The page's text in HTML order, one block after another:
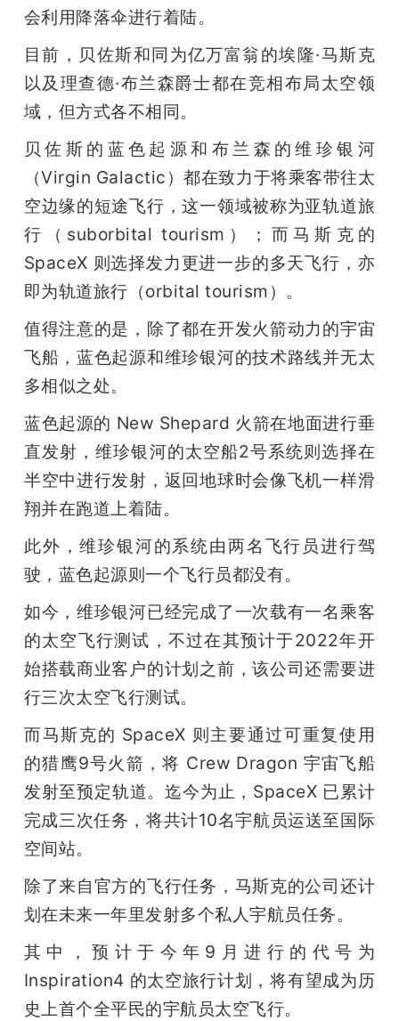
会利用降落伞进行着陆。
目前，贝佐斯和同为亿万富翁的埃隆·马斯克
以及理查德·布兰森爵士都在竞相布局太空领
域，但方式各不相同。
贝佐斯的蓝色起源和布兰森的维珍银河
（Virgin Galactic）都在致力于将乘客带往太
空边缘的短途飞行，这一领域被称为亚轨道旅
行（suborbital tourism）；而马斯克的
SpaceX 则选择发力更进一步的多天飞行，亦
即为轨道旅行（orbital tourism）。
值得注意的是，除了都在开发火箭动力的宇宙
飞船，蓝色起源和维珍银河的技术路线并无太
多相似之处。
蓝色起源的 New Shepard 火箭在地面进行垂
直发射，维珍银河的太空船2号系统则选择在
半空中进行发射，返回地球时会像飞机一样滑
翔并在跑道上着陆。
此外，维珍银河的系统由两名飞行员进行驾
驶，蓝色起源则一个飞行员都没有。
如今，维珍银河已经完成了一次载有一名乘客
的太空飞行测试，不过在其预计于2022年开
始搭载商业客户的计划之前，该公司还需要进
行三次太空飞行测试。
而马斯克的 SpaceX 则主要通过可重复使用
的猎鹰9号火箭，将 Crew Dragon 宇宙飞船
发射至预定轨道。迄今为止，SpaceX 已累计
完成三次任务，将共计10名宇航员运送至国际
空间站。
除了来自官方的飞行任务，马斯克的公司还计
划在未来一年里发射多个私人宇航员任务。
其中，预计于今年9月进行的代号为
Inspiration4 的太空旅行计划，将有望成为历
史上首个全平民的宇航员太空飞行。